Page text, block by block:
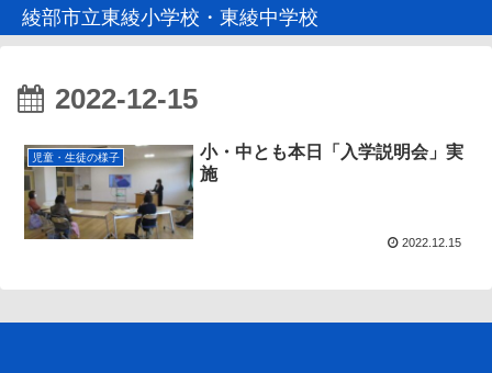
綾部市立東綾小学校・東綾中学校
2022-12-15
児童・生徒の様子
小・中とも本日「入学説明会」実
施
2022.12.15